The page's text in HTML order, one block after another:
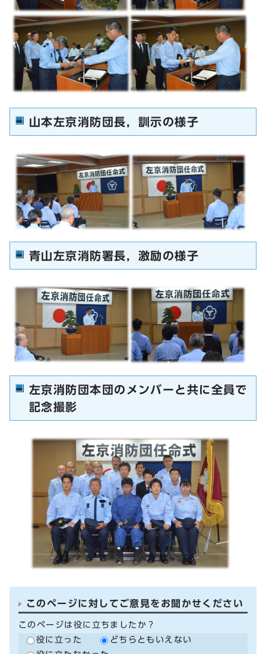
山本左京消防団長，訓示の様子
青山左京消防署長，激励の様子
左京消防団本団のメンバーと共に全員で
記念撮影
このページに対してご意見をお聞かせください
このページは役に立ちましたか？
役に立った
どちらともいえない